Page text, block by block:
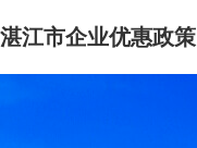
湛江市企业优惠政策